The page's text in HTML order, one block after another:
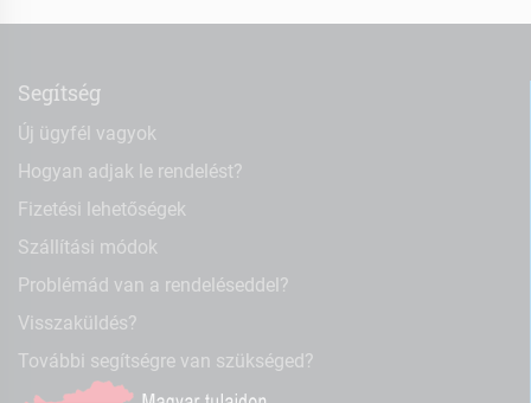
Segítség
Új ügyfél vagyok
Hogyan adjak le rendelést?
Fizetési lehetőségek
Szállítási módok
Problémád van a rendeléseddel?
Visszaküldés?
További segítségre van szükséged?